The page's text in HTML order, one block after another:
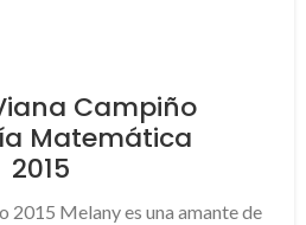
Campiño
Matemática
2015
2015 Melany es una amante de